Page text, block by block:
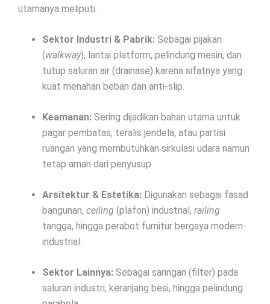
utamanya meliputi:
Sektor Industri & Pabrik: Sebagai pijakan
(walkway), lantai platform, pelindung mesin, dan
tutup saluran air (drainase) karena sifatnya yang
kuat menahan beban dan anti-slip.
Keamanan: Sering dijadikan bahan utama untuk
pagar pembatas, teralis jendela, atau partisi
ruangan yang membutuhkan sirkulasi udara namun
tetap aman dari penyusup.
Arsitektur & Estetika: Digunakan sebagai fasad
bangunan, ceiling (plafon) industrial, railing
tangga, hingga perabot furnitur bergaya modern-
industrial.
Sektor Lainnya: Sebagai saringan (filter) pada
saluran industri, keranjang besi, hingga pelindung